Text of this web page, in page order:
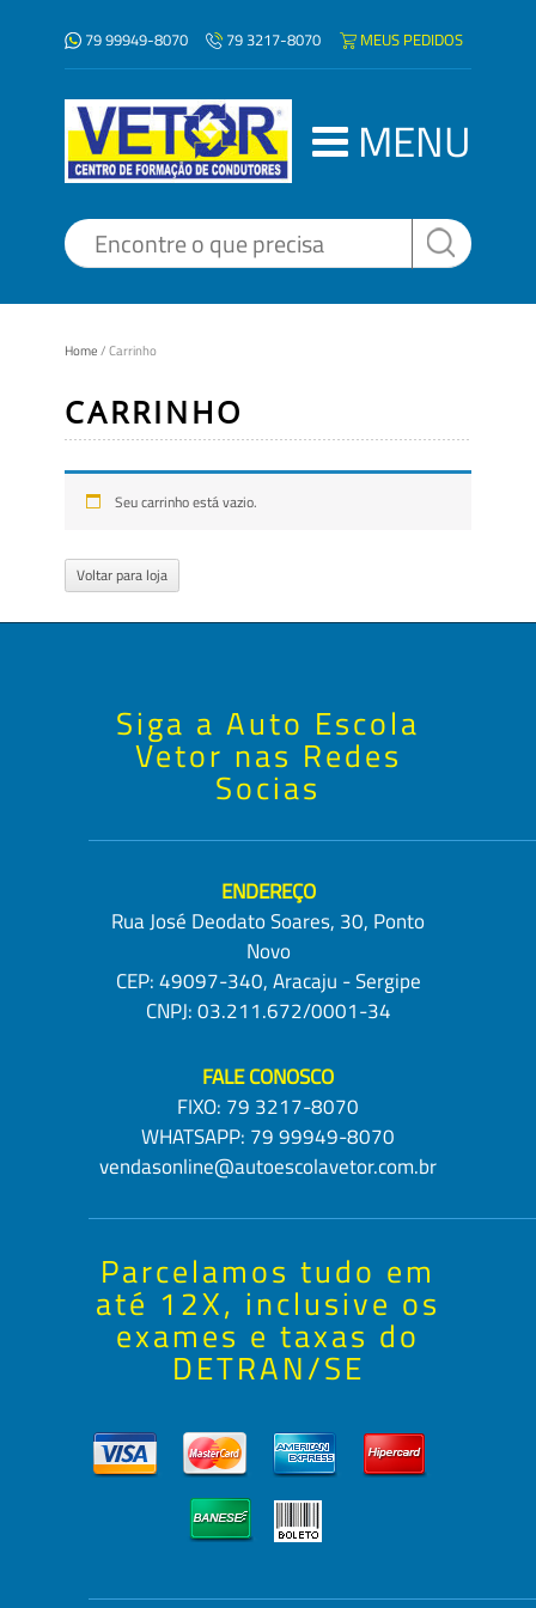
79 99949-8070 79 3217-8070 MEUS PEDIDOS
MENU
Home/Carrinho
CARRINHO
Seu carrinho está vazio.
Voltar para loja
Siga a Auto Escola
Vetor nas Redes
Socias
ENDEREÇO
Rua José Deodato Soares, 30, Ponto
Novo
CEP: 49097-340, Aracaju - Sergipe
CNPJ: 03.211.672/0001-34
FALE CONOSCO
FIXO: 79 3217-8070
WHATSAPP: 79 99949-8070
vendasonline@autoescolavetor.com.br
Parcelamos tudo em
até 12X, inclusive os
exames e taxas do
DETRAN/SE